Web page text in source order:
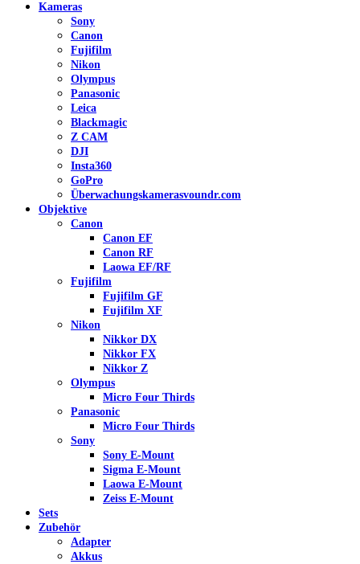
Kameras
Sony
Canon
Fujifilm
Nikon
Olympus
Panasonic
Leica
Blackmagic
Z CAM
DJI
Insta360
GoPro
Überwachungskamerasvoundr.com
Objektive
Canon
Canon EF
Canon RF
Laowa EF/RF
Fujifilm
Fujifilm GF
Fujifilm XF
Nikon
Nikkor DX
Nikkor FX
Nikkor Z
Olympus
Micro Four Thirds
Panasonic
Micro Four Thirds
Sony
Sony E-Mount
Sigma E-Mount
Laowa E-Mount
Zeiss E-Mount
Sets
Zubehör
Adapter
Akkus